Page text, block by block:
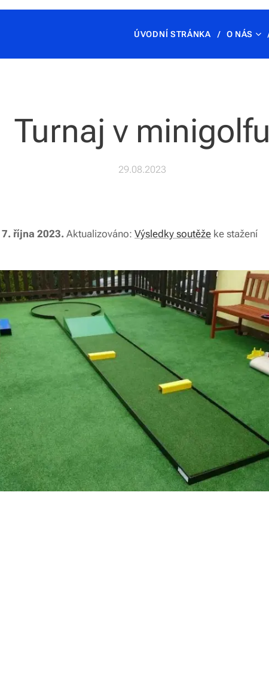
ÚVODNÍ STRÁNKA O NÁS
Turnaj v minigolfu
29.08.2023
7. října 2023. Aktualizováno: Výsledky soutěže ke stažení